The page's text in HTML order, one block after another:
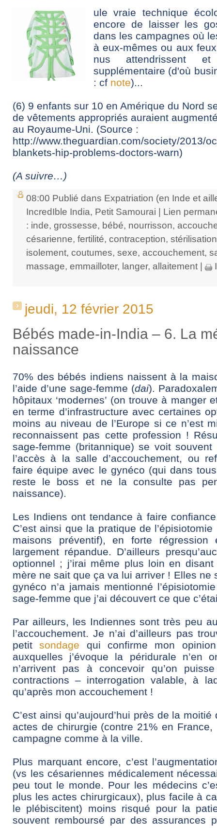
ule vraie technique
encore de laisser les
dans les campagnes où
à eux-mêmes ou aux
nus attendrissent
supplémentaire (d'où
: cf note)...
(6) 9 enfants sur 10 en Amérique du Nord
de vêtements appropriés auraient
au Royaume-Uni. (Source :
http://www.theguardian.com/society/2013/
blankets-hip-problems-doctors-warn)
(A suivre…)
08:00 Publié dans Expatriation (en Inde et
IncredIble India, Petit Samourai
Lien
: inde, grossesse, bébé, nourrisson,
césarienne, fertilité, contraception, stérilisation
isolement, coutumes, sexe, accouchement,
massage, emmailloter, langer, allaitement
jeudi, 12 février 2015
Bébés made-in-India – 6. La
naissance
70% des bébés indiens naissent à la
l’aide d’une sage-femme (dai).
hôpitaux ‘modernes’ (on trouve à manger
en terme d’infrastructure avec certaines
moins au niveau de l’Europe si ce n’est
reconnaissent pas cette profession !
sage-femme (britannique) se voit souvent
l’accès à la salle d’accouchement, ou
faire équipe avec le gynéco (qui dans
reste le boss et ne la consulte pas
naissance).
Les Indiens ont tendance à faire
C’est ainsi que la pratique de
maisons préventif), en forte
largement répandue. D’ailleurs
optionnel ; j’irai même plus loin en disant
mère ne sait que ça va lui arriver ! Elles ne
gynéco n’a jamais mentionné
sage-femme que j’ai découvert ce que
Par ailleurs, les Indiennes sont très peu
l’accouchement. Je n’ai d’ailleurs pas
petitsondage qui confirme mon
auxquelles j’évoque la péridurale n’en
n’arrivent pas à concevoir qu’on
contractions – interrogation valable, à
qu’après mon accouchement !
C’est ainsi qu’aujourd’hui près de la
actes de chirurgie (contre 21% en
campagne comme à la ville.
Plus marquant encore, c’est
(vs les césariennes médicalement
peu tout le monde. Pour les médecins
plus les actes chirurgicaux), plus facile à
le plébiscitent) moins risqué pour la
souvent remboursé par des assurances